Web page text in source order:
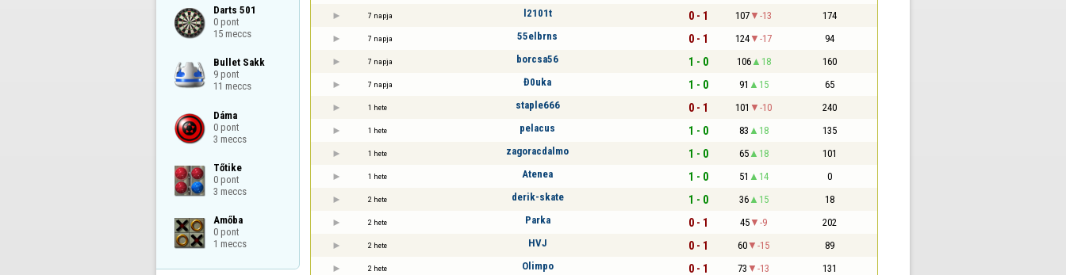
Darts 501
0 pont
15 meccs
Bullet Sakk
9 pont
11 meccs
Dáma
0 pont
3 meccs
Tőtike
0 pont
3 meccs
Amőba
0 pont
1 meccs
7 napja l2101t 0 - 1 107 -13 174
7 napja 55elbrns 0 - 1 124 -17 94
7 napja borcsa56 1 - 0 106 18 160
7 napja Đ0uka 1 - 0 91 15 65
1 hete staple666 0 - 1 101 -10 240
1 hete pelacus 1 - 0 83 18 135
1 hete zagoracdalmo 1 - 0 65 18 101
1 hete Atenea 1 - 0 51 14 0
2 hete derik-skate 1 - 0 36 15 18
2 hete Parka 0 - 1 45 -9 202
2 hete HVJ 0 - 1 60 -15 89
2 hete Olimpo 0 - 1 73 -13 131